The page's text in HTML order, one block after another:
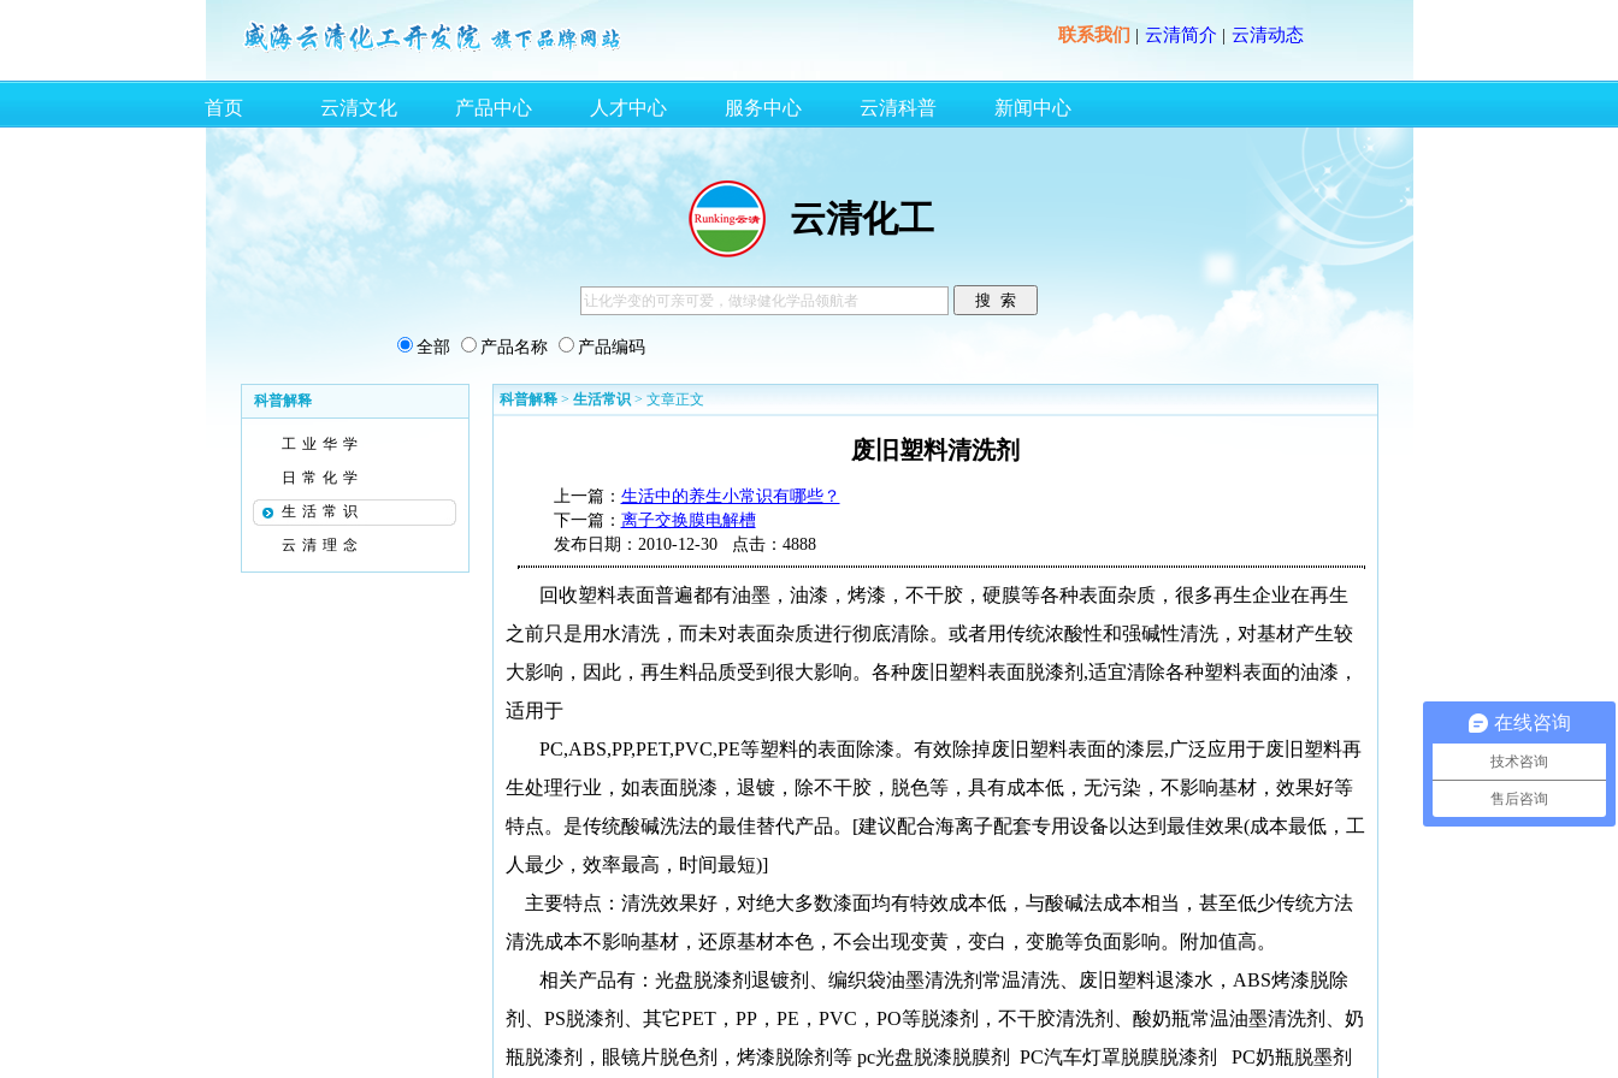
联系我们 云清简介 云清动态
首页 云清文化 产品中心 人才中心 服务中心 云清科普 新闻中心
云清化工
全部 产品名称 产品编码
科普解释
工业华学
日常化学
生活常识
云清理念
科普解释> 生活常识> 文章正文
废旧塑料清洗剂
上一篇： 生活中的养生小常识有哪些？
下一篇： 离子交换膜电解槽
发布日期：2010-12-30 点击：4888
回收塑料表面普遍都有油墨，油漆，烤漆，不干胶，硬膜等各种表面杂质，很多再生企业在再生
之前只是用水清洗，而未对表面杂质进行彻底清除。或者用传统浓酸性和强碱性清洗，对基材产生较
大影响，因此，再生料品质受到很大影响。各种废旧塑料表面脱漆剂 ,适宜清除各种塑料表面的油漆，
适用于
PC,ABS,PP,PET,PVC,PE等塑料的表面除漆。有效除掉废旧塑料表面的漆层,广泛应用于废旧塑料再
生处理行业，如表面脱漆，退镀，除不干胶，脱色等，具有成本低，无污染，不影响基材，效果好等
特点。是传统酸碱洗法的最佳替代产品。 [建议配合海离子配套专用设备以达到最佳效果(成本最低，工
人最少，效率最高，时间最短)]
主要特点：清洗效果好，对绝大多数漆面均有特效成本低，与酸碱法成本相当，甚至低少传统方法
清洗成本不影响基材，还原基材本色，不会出现变黄，变白，变脆等负面影响。附加值高。
相关产品有：光盘脱漆剂退镀剂、编织袋油墨清洗剂常温清洗、废旧塑料退漆水， ABS烤漆脱除
剂、 PS脱漆剂、其它PET， PP， PE ， PVC ， PO等脱漆剂，不干胶清洗剂、酸奶瓶常温油墨清洗剂、奶
瓶脱漆剂，眼镜片脱色剂，烤漆脱除剂等pc光盘脱漆脱膜剂 PC汽车灯罩脱膜脱漆剂 PC奶瓶脱墨剂
在线咨询
技术咨询
售后咨询